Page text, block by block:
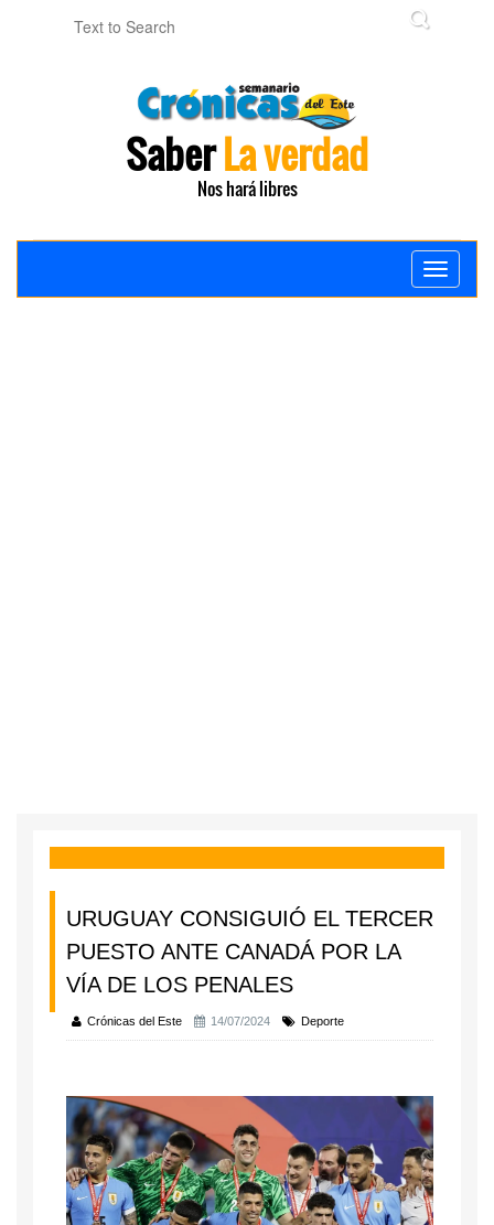
SaberLa verdad
Nos hará libres
Toggle
URUGUAY CONSIGUIÓ EL TERCER
PUESTO ANTE CANADÁ POR LA
VÍA DE LOS PENALES
Crónicas del Este 14/07/2024 Deporte